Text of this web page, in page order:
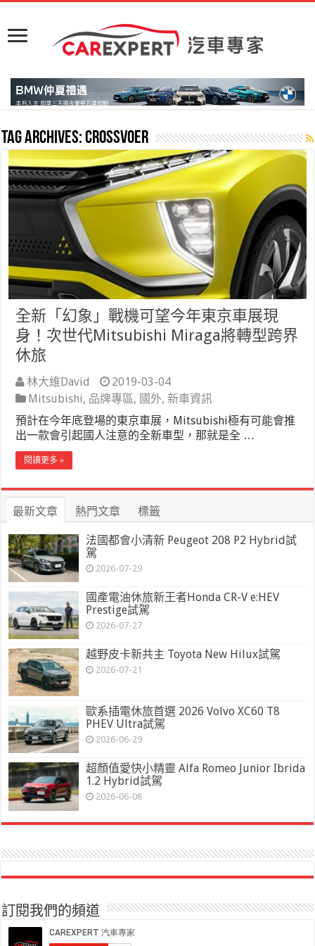
Tag Archives:Crossvoer
全新「幻象」戰機可望今年東京車展現
身！次世代Mitsubishi Miraga將轉型跨界
休旅
林大維David
2019-03-04
Mitsubishi, 品牌專區, 國外,新車資訊
預計在今年底登場的東京車展，Mitsubishi極有可能會推
出一款會引起國人注意的全新車型，那就是全 …
閱讀更多 »
最新文章 熱門文章 標籤
法國都會小清新 Peugeot 208 P2 Hybrid試
駕
2026-07-29
國產電油休旅新王者Honda CR-V e:HEV
Prestige試駕
2026-07-27
越野皮卡新共主 Toyota New Hilux試駕
2026-07-21
歐系插電休旅首選 2026 Volvo XC60 T8
PHEV Ultra試駕
2026-06-29
超顏值愛快小精靈 Alfa Romeo Junior Ibrida
1.2 Hybrid試駕
2026-06-08
訂閱我們的頻道